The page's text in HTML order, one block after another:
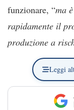
funzionare, “ma
rapidamente il
produzione a
Leggi